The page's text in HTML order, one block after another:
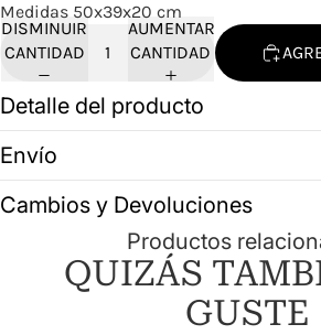
Medidas 50x39x20 cm
DISMINUIR
CANTIDAD
AUMENTAR
CANTIDAD
Detalle del producto
Envío
Cambios y Devoluciones
Productos
QUIZÁS
GUSTE